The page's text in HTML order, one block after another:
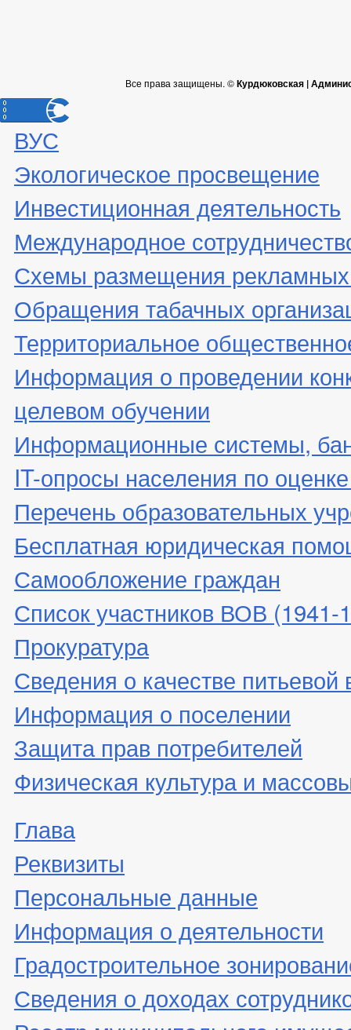
Все права защищены. ©Курдюковская |
ВУС
Экологическое просвещение
Инвестиционная деятельность
Международное
Схемы размещения рекламных
Обращения табачных
Территориальное
Информация о проведении
целевом обучении
Информационные системы,
IT-опросы населения по
Перечень образовательных
Бесплатная юридическая
Самообложение граждан
Список участников ВОВ (1941-
Прокуратура
Сведения о качестве питьевой
Информация о поселении
Защита прав потребителей
Физическая культура и
Глава
Реквизиты
Персональные данные
Информация о деятельности
Градостроительное
Сведения о доходах